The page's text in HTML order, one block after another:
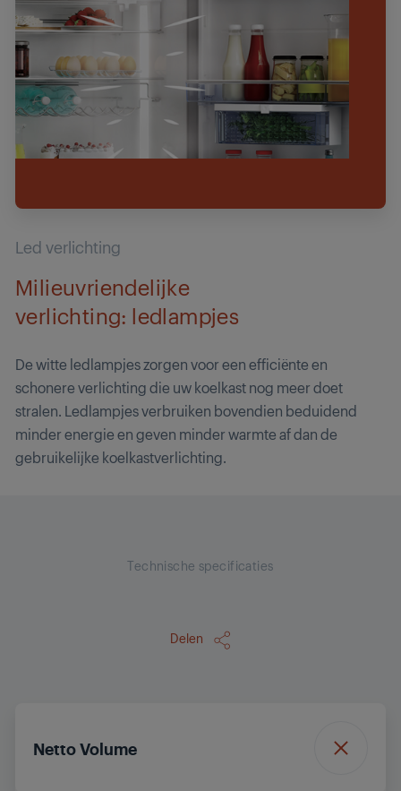
Led verlichting
Milieuvriendelijke
verlichting: ledlampjes
De witte ledlampjes zorgen voor een efficiënte en
schonere verlichting die uw koelkast nog meer doet
stralen. Ledlampjes verbruiken bovendien beduidend
minder energie en geven minder warmte af dan de
gebruikelijke koelkastverlichting.
Technische specificaties
Delen
Netto Volume